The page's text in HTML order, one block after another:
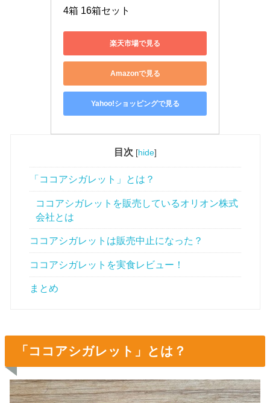
4箱 16箱セット
楽天市場で見る
Amazonで見る
Yahoo!ショッピングで見る
目次 [hide]
「ココアシガレット」とは？
ココアシガレットを販売しているオリオン株式
会社とは
ココアシガレットは販売中止になった？
ココアシガレットを実食レビュー！
まとめ
「ココアシガレット」とは？